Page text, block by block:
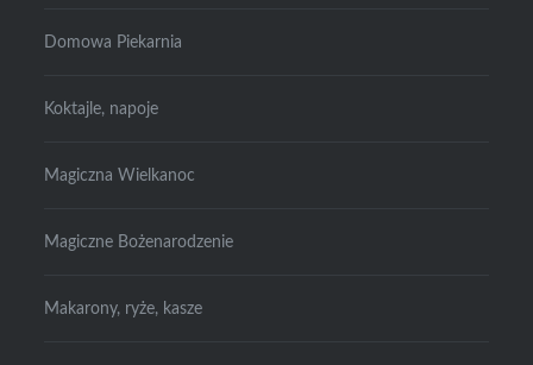
Domowa Piekarnia
Koktajle, napoje
Magiczna Wielkanoc
Magiczne Bożenarodzenie
Makarony, ryże, kasze